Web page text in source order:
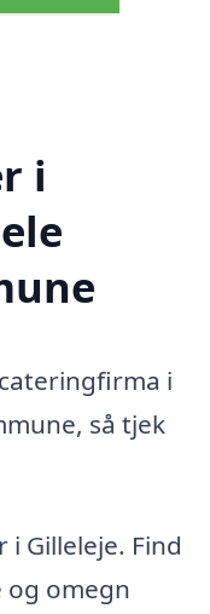
i
i
så tjek
Gilleleje. Find
og omegn